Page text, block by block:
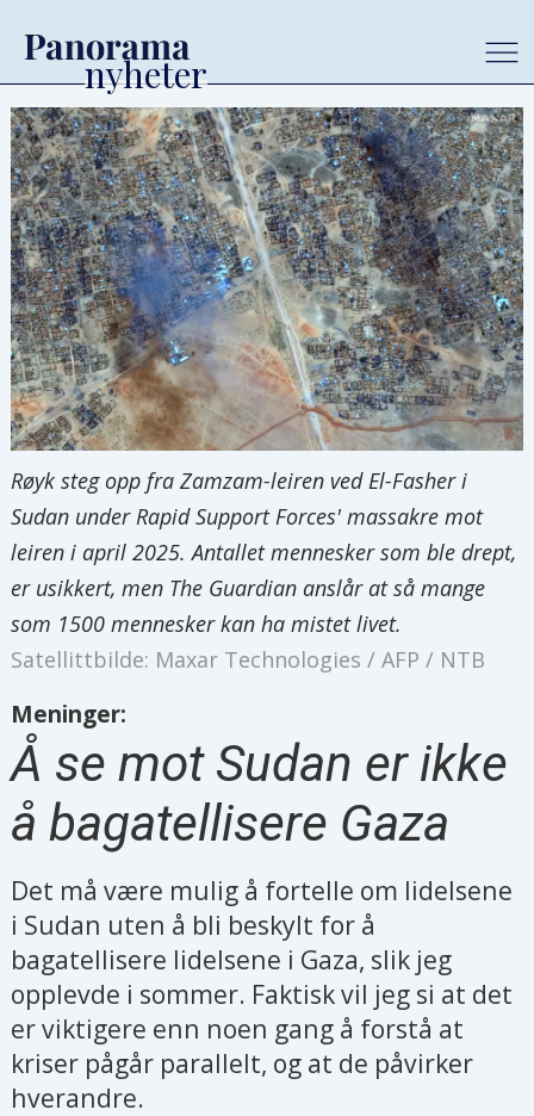
Røyk steg opp fra Zamzam-leiren ved El-Fasher i
Sudan under Rapid Support Forces' massakre mot
leiren i april 2025. Antallet mennesker som ble drept,
er usikkert, men The Guardian anslår at så mange
som 1500 mennesker kan ha mistet livet.
Satellittbilde: Maxar Technologies / AFP / NTB
Meninger:
Å se mot Sudan er ikke
å bagatellisere Gaza
Det må være mulig å fortelle om lidelsene
i Sudan uten å bli beskylt for å
bagatellisere lidelsene i Gaza, slik jeg
opplevde i sommer. Faktisk vil jeg si at det
er viktigere enn noen gang å forstå at
kriser pågår parallelt, og at de påvirker
hverandre.